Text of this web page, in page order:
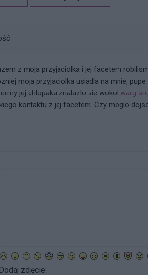
z moja przyjaciolka i jej facetem
moja przyjaciolka usiadla na mnie,
jej chlopaka znalazlo sie wokol warg
kontaktu z jej facetem. Czy moglo
Dodaj zdjęcie: